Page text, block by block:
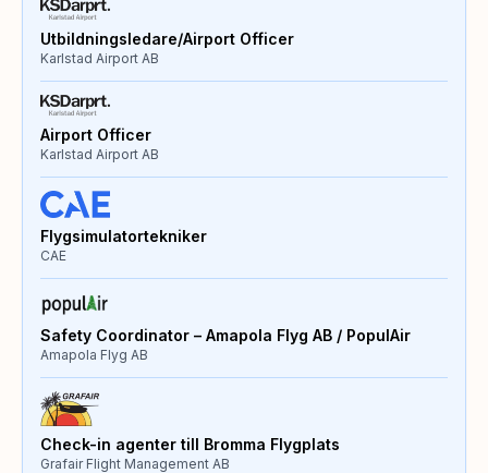
Utbildningsledare/Airport Officer
Karlstad Airport AB
Airport Officer
Karlstad Airport AB
Flygsimulatortekniker
CAE
Safety Coordinator – Amapola Flyg AB / PopulAir
Amapola Flyg AB
Check-in agenter till Bromma Flygplats
Grafair Flight Management AB